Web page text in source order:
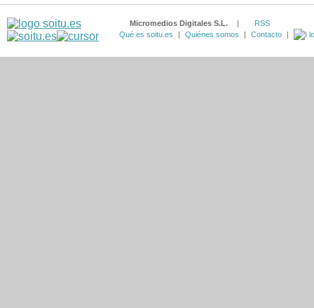
Micromedios Digitales S.L. |
RSS
Qué es soitu.es
| Quiénes somos | Contacto |